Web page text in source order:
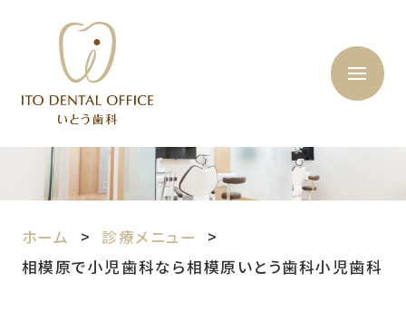
ホーム
診療メニュー
相模原で小児歯科なら相模原いとう歯科小児歯科